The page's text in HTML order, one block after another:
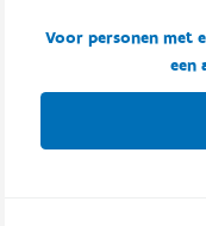
Voor personen met
een